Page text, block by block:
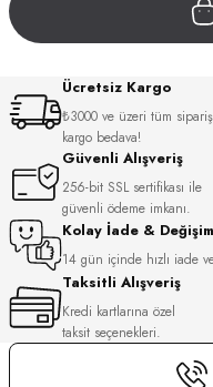
Ücretsiz Kargo
₺3000 ve üzeri tüm
kargo bedava!
Güvenli Alışveriş
256-bit SSL sertifikası ile
güvenli ödeme imkanı.
Kolay İade & Değişim
14 gün içinde hızlı iade
Taksitli Alışveriş
Kredi kartlarına özel
taksit seçenekleri.
MANOIR
WATCH
WATCH